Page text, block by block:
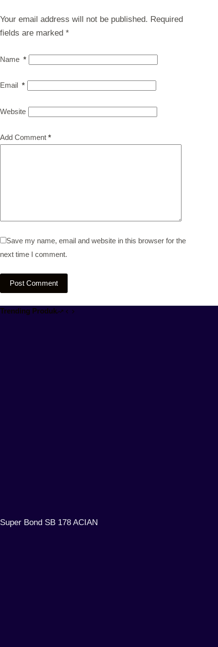
Your email address will not be published. Required
fields are marked *
Name *
Email *
Website
Add Comment *
Save my name, email and website in this browser for the
next time I comment.
Post Comment
Trending Produk
Super Bond SB 178 ACIAN